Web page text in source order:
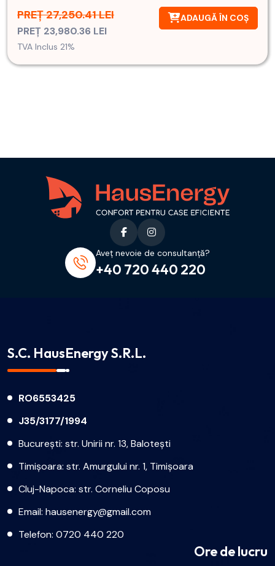
PREȚ 27,250.41 LEI
PREȚ 23,980.36 LEI
TVA Inclus 21%
ADAUGĂ ÎN COȘ
Aveț nevoie de consultanță?
+40 720 440 220
S.C. HausEnergy S.R.L.
RO6553425
J35/3177/1994
București: str. Unirii nr. 13, Balotești
Timișoara: str. Amurgului nr. 1, Timișoara
Cluj-Napoca: str. Corneliu Coposu
Email: hausenergy@gmail.com
Telefon: 0720 440 220
Ore de lucru